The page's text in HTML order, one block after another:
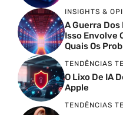
INSIGHTS &
A Guerra
Isso Envolve
Quais Os
TENDÊNCIAS
O Lixo De IA
Apple
TENDÊNCIAS